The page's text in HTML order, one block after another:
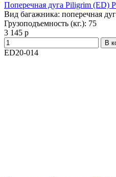
Поперечная дуга Piligrim (ED)
Вид багажника: поперечная
Грузоподъемность (кг.): 75
3 145 р
В
ED20-014